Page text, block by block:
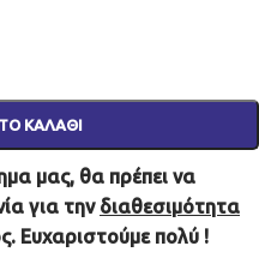
ΚΑΛΆΘΙ
μας, θα πρέπει να
για την διαθεσιμότητα
Ευχαριστούμε πολύ !